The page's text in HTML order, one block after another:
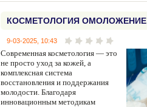
КОСМЕТОЛОГИЯ ОМОЛОЖЕНИЕ
9-03-2025, 10:43
Современная косметология — это
не просто уход за кожей, а
комплексная система
восстановления и поддержания
молодости. Благодаря
инновационным методикам